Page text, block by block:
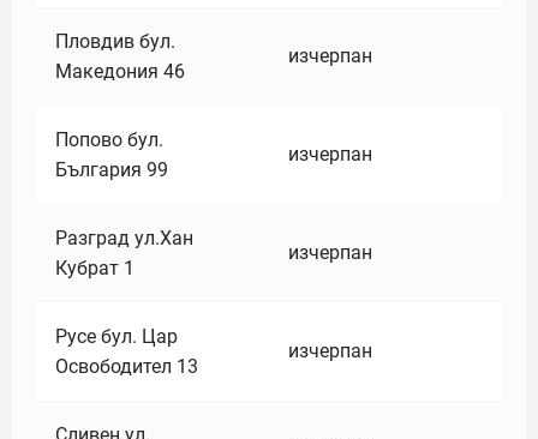
Пловдив бул.
Македония 46
изчерпан
Попово бул.
България 99
изчерпан
Разград ул.Хан
Кубрат 1
изчерпан
Русе бул. Цар
Освободител 13
изчерпан